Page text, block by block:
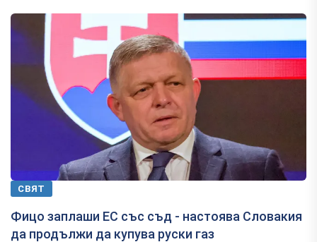
СВЯТ
Фицо заплаши ЕС със съд - настоява Словакия
да продължи да купува руски газ